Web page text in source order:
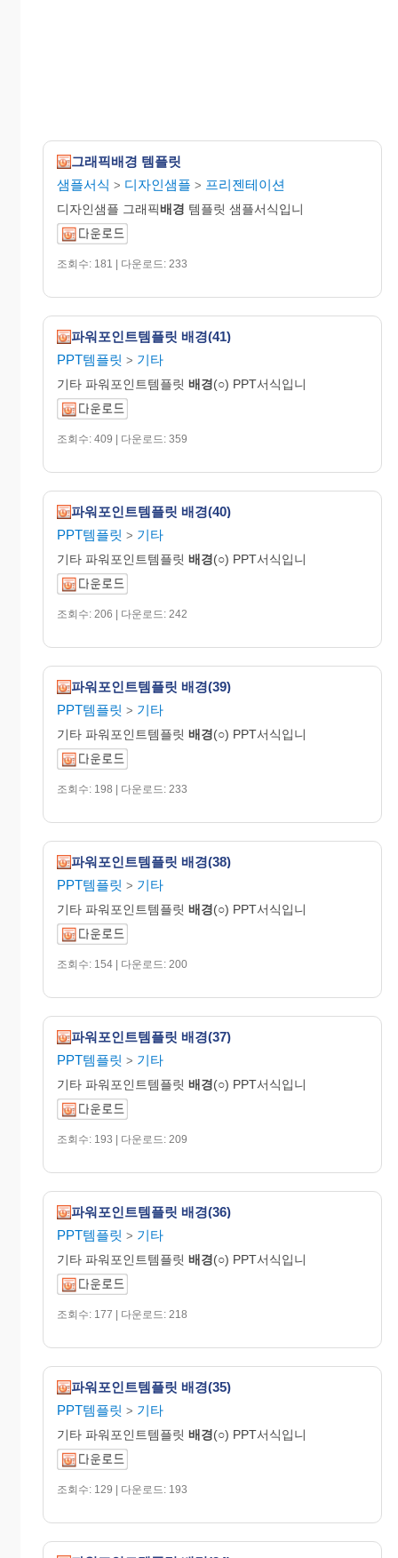
그래픽배경 템플릿
샘플서식 > 디자인샘플 > 프리젠테이션
디자인샘플 그래픽배경 템플릿 샘플서식입니
조회수: 181 | 다운로드: 233
파워포인트템플릿 배경(41)
PPT템플릿 > 기타
기타 파워포인트템플릿 배경(○) PPT서식입니
조회수: 409 | 다운로드: 359
파워포인트템플릿 배경(40)
PPT템플릿 > 기타
기타 파워포인트템플릿 배경(○) PPT서식입니
조회수: 206 | 다운로드: 242
파워포인트템플릿 배경(39)
PPT템플릿 > 기타
기타 파워포인트템플릿 배경(○) PPT서식입니
조회수: 198 | 다운로드: 233
파워포인트템플릿 배경(38)
PPT템플릿 > 기타
기타 파워포인트템플릿 배경(○) PPT서식입니
조회수: 154 | 다운로드: 200
파워포인트템플릿 배경(37)
PPT템플릿 > 기타
기타 파워포인트템플릿 배경(○) PPT서식입니
조회수: 193 | 다운로드: 209
파워포인트템플릿 배경(36)
PPT템플릿 > 기타
기타 파워포인트템플릿 배경(○) PPT서식입니
조회수: 177 | 다운로드: 218
파워포인트템플릿 배경(35)
PPT템플릿 > 기타
기타 파워포인트템플릿 배경(○) PPT서식입니
조회수: 129 | 다운로드: 193